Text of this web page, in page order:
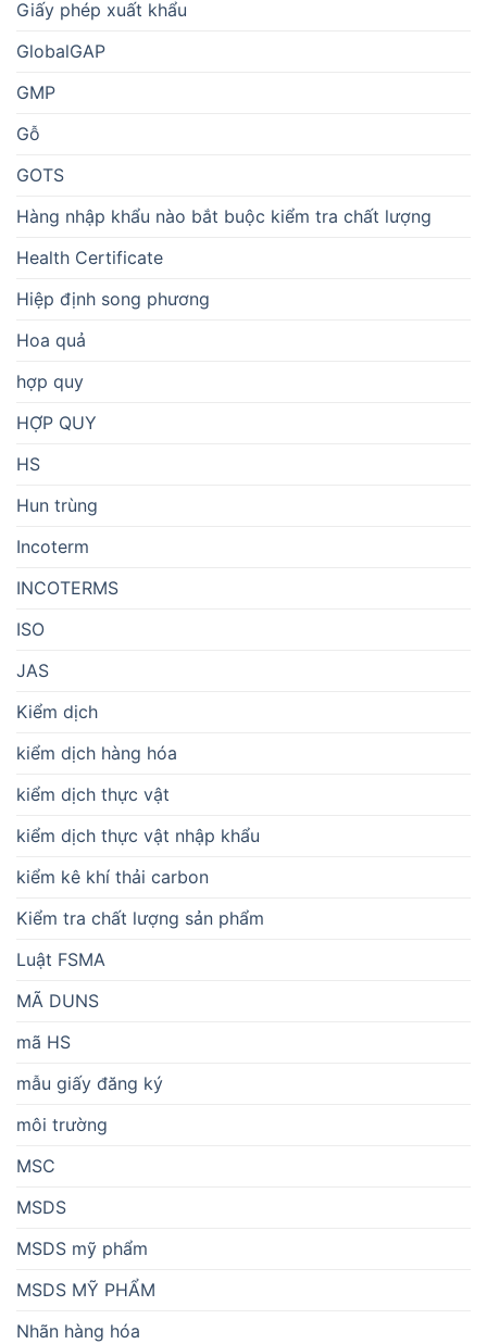
Giấy phép xuất khẩu
GlobalGAP
GMP
Gỗ
GOTS
Hàng nhập khẩu nào bắt buộc kiểm tra chất lượng
Health Certificate
Hiệp định song phương
Hoa quả
hợp quy
HỢP QUY
HS
Hun trùng
Incoterm
INCOTERMS
ISO
JAS
Kiểm dịch
kiểm dịch hàng hóa
kiểm dịch thực vật
kiểm dịch thực vật nhập khẩu
kiểm kê khí thải carbon
Kiểm tra chất lượng sản phẩm
Luật FSMA
MÃ DUNS
mã HS
mẫu giấy đăng ký
môi trường
MSC
MSDS
MSDS mỹ phẩm
MSDS MỸ PHẨM
Nhãn hàng hóa